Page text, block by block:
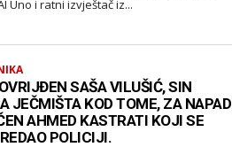
Uno i ratni izvještač iz...
SAŠA VILUŠIĆ, SIN
JEČMIŠTA KOD TOME, ZA NAPAD
AHMED KASTRATI KOJI SE
POLICIJI.